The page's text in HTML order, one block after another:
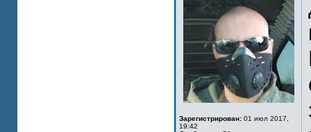
Зарегистрирован: 01 июл 2017,
19:42